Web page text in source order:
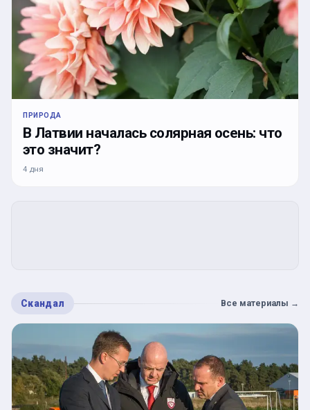
ПРИРОДА
В Латвии началась солярная осень: что
это значит?
4 дня
Скандал Все материалы →